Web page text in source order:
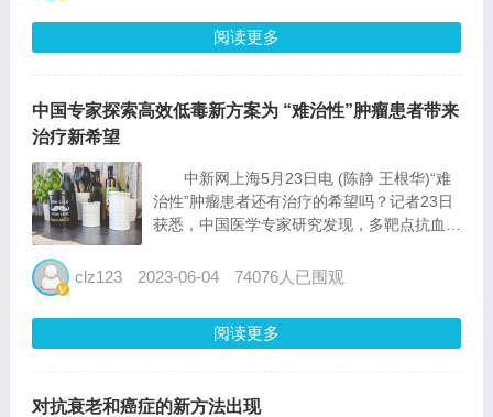
的是，一年多了，...
阅读更多
中国专家探索高效低毒新方案为 “难治性”肿瘤患者带来
治疗新希望
中新网上海5月23日电 (陈静 王根华)“难
治性”肿瘤患者还有治疗的希望吗？记者23日
获悉，中国医学专家研究发现，多靶点抗血管
此类患者的高效低毒新方案。 海军军医
胜团队...
clz123 2023-06-04 74076人已围观
阅读更多
对抗衰老和癌症的新方法出现